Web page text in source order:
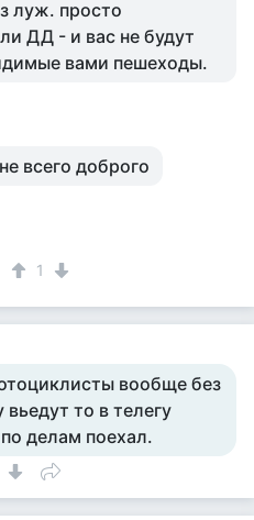
луж. просто
ДД - и вас не будут
вами пешеходы.
всего доброго
1
вообще без
то в телегу
делам поехал.